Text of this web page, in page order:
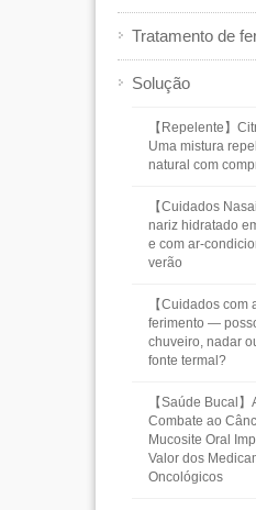
Tratamento de
Solução
【Repelente】
Uma mistura
natural com
【Cuidados
nariz hidratado
e com ar-
verão
【Cuidados com
ferimento —
chuveiro, nadar
fonte termal?
【Saúde Bucal
Combate ao
Mucosite Oral
Valor dos
Oncológicos